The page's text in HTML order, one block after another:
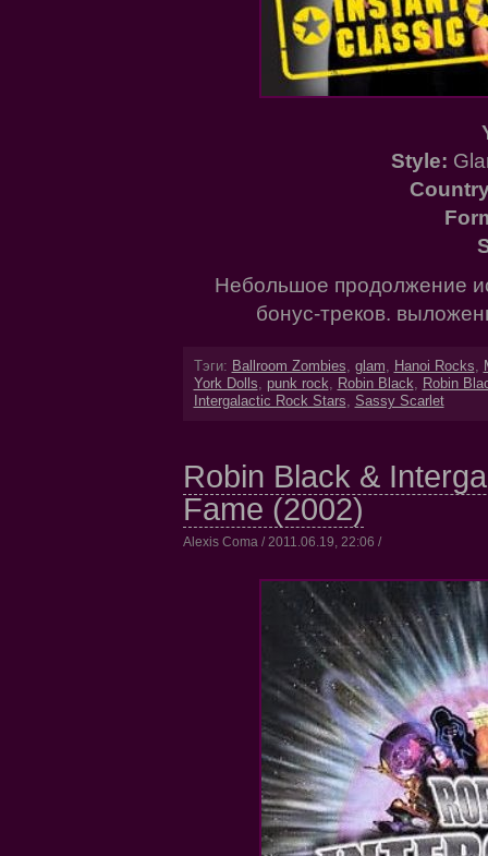
Style:
Небольшое продолжение
бонус-треков.
Тэги: Ballroom Zombies, glam, Hanoi Rocks,
York Dolls, punk rock, Robin Black, Robin
Intergalactic Rock Stars, Sassy Scarlet
Robin Black &
Fame (2002)
Alexis Coma / 2011.06.19, 22:06 /